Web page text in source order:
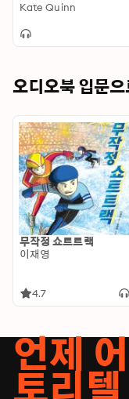
Kate Quinn
오디오북 입문으
무작정 쇼트트랙
이재영
4.7
언제
토리텔